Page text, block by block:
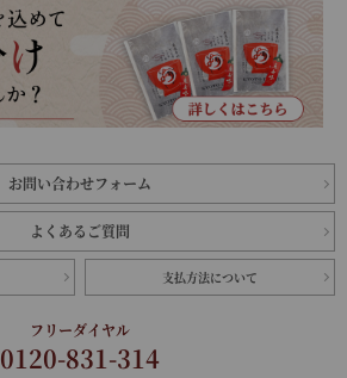
お問い合わせフォーム
よくあるご質問
支払方法について
フリーダイヤル
0120-831-314